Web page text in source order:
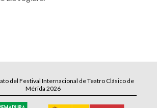
del Festival Internacional de Teatro Clásico de
Mérida 2026